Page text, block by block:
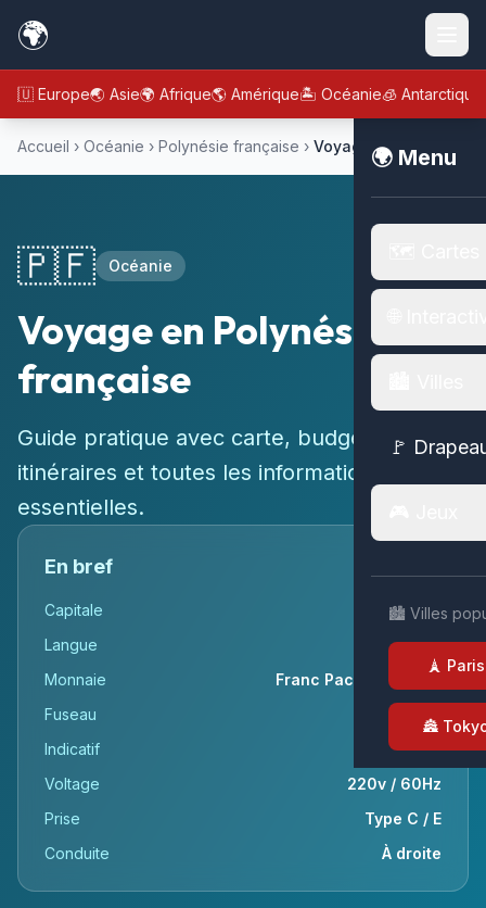
🌍
🇪🇺 Europe🌏 Asie🌍 Afrique🌎 Amérique🏝️ Océanie🧊 Antarctique
🌍 Menu
🚩
🏙️ Villes
🗼 Paris
🏯
Accueil › Océanie › Polynésie française › Voyage
🇵🇫 Océanie
Voyage en Polynésie
française
Guide pratique avec carte, budget,
itinéraires et toutes les informations
essentielles.
En bref
Capitale
Papeete
Langue
Français
Monnaie
Franc Pacifique (XPF)
Fuseau
UTC-10
Indicatif
+689
Voltage
220v / 60Hz
Prise
Type C / E
Conduite
À droite